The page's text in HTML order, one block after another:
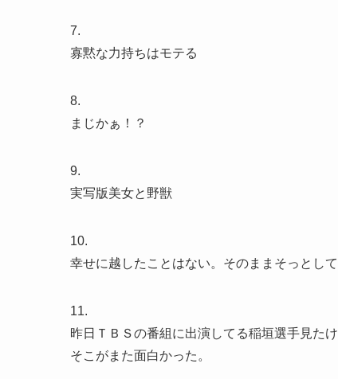
7.
寡黙な力持ちはモテる
8.
まじかぁ！？
9.
実写版美女と野獣
10.
幸せに越したことはない。そのままそっとして
11.
昨日ＴＢＳの番組に出演してる稲垣選手見た
そこがまた面白かった。